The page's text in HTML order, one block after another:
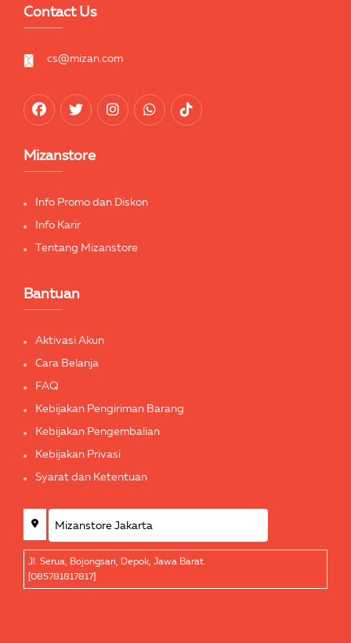
Contact Us
cs@mizan.com
Mizanstore
Info Promo dan Diskon
Info Karir
Tentang Mizanstore
Bantuan
Aktivasi Akun
Cara Belanja
FAQ
Kebijakan Pengiriman Barang
Kebijakan Pengembalian
Kebijakan Privasi
Syarat dan Ketentuan
Jl. Serua, Bojongsari, Depok, Jawa Barat.
[085781817817]